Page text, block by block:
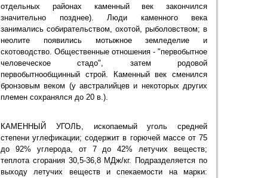
отдельных районах каменный век закончился
значительно позднее). Люди каменного века
занимались собирательством, охотой, рыболовством; в
неолите появились мотыжное земледелие и
скотоводство. Общественные отношения - "первобытное
человеческое стадо", затем родовой
первобытнообщинный строй. Каменный век сменился
бронзовым веком (у австралийцев и некоторых других
племен сохранялся до 20 в.).
КАМЕННЫЙ УГОЛЬ, ископаемый уголь средней
степени углефикации; содержит в горючей массе от 75
до 92% углерода, от 7 до 42% летучих веществ;
теплота сгорания 30,5-36,8 МДж/кг. Подразделяется по
выходу летучих веществ и спекаемости на марки: